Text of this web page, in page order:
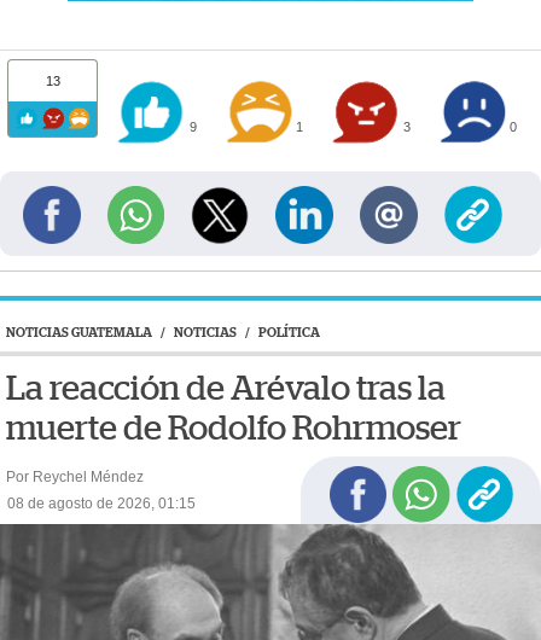
13
9 1 3 0
NOTICIAS GUATEMALA / NOTICIAS / POLÍTICA
La reacción de Arévalo tras la
muerte de Rodolfo Rohrmoser
Por Reychel Méndez
08 de agosto de 2026, 01:15